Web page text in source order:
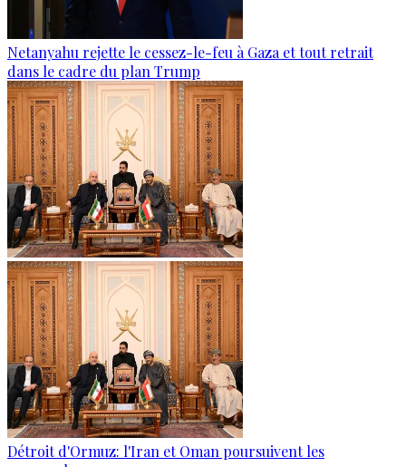
Netanyahu rejette le cessez-le-feu à Gaza et tout retrait
dans le cadre du plan Trump
Détroit d'Ormuz: l'Iran et Oman poursuivent les